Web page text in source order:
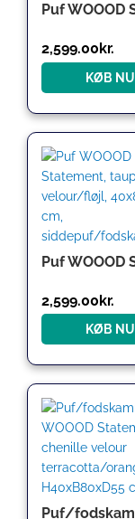
2,599.00 kr.
KØB NU
2,599.00kr.
KØB NU